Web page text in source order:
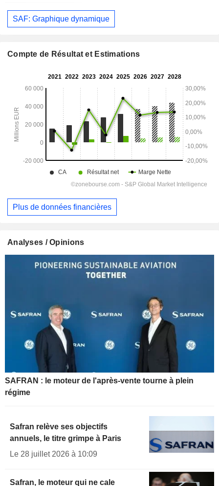
SAF: Graphique dynamique
Compte de Résultat et Estimations
Plus de données financières
Analyses / Opinions
SAFRAN : le moteur de l'après-vente tourne à plein
régime
Safran relève ses objectifs
annuels, le titre grimpe à Paris
Le 28 juillet 2026 à 10:09
Safran, le moteur qui ne cale